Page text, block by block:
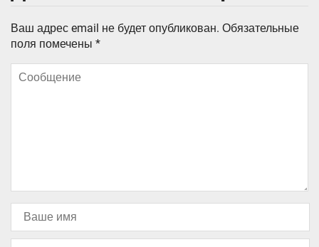
Ваш адрес email не будет опубликован. Обязательные
поля помечены *